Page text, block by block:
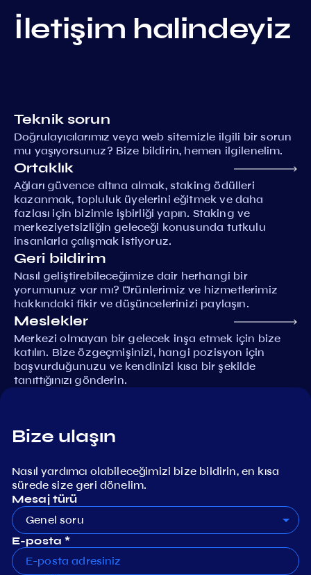
İletişim halindeyiz
Teknik sorun
Doğrulayıcılarımız veya web sitemizle ilgili bir sorun
mu yaşıyorsunuz? Bize bildirin, hemen ilgilenelim.
Ortaklık
Ağları güvence altına almak, staking ödülleri
kazanmak, topluluk üyelerini eğitmek ve daha
fazlası için bizimle işbirliği yapın. Staking ve
merkeziyetsizliğin geleceği konusunda tutkulu
insanlarla çalışmak istiyoruz.
Geri bildirim
Nasıl geliştirebileceğimize dair herhangi bir
yorumunuz var mı? Ürünlerimiz ve hizmetlerimiz
hakkındaki fikir ve düşüncelerinizi paylaşın.
Meslekler
Merkezi olmayan bir gelecek inşa etmek için bize
katılın. Bize özgeçmişinizi, hangi pozisyon için
başvurduğunuzu ve kendinizi kısa bir şekilde
tanıttığınızı gönderin.
Bize ulaşın
Nasıl yardımcı olabileceğimizi bize bildirin, en kısa
sürede size geri dönelim.
Mesaj türü
Genel soru
E-posta *